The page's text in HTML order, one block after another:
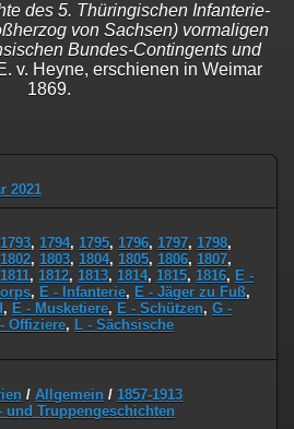
des 5. Thüringischen Infanterie-
von Sachsen) vormaligen
Bundes-Contingents und
v. Heyne, erschienen in Weimar
1869.
2021
1793, 1794, 1795, 1796, 1797, 1798,
1802, 1803, 1804, 1805, 1806, 1807,
1811, 1812, 1813, 1814, 1815, 1816, E -
, E - Infanterie, E - Jäger zu Fuß,
, E - Musketiere, E - Schützen, G -
Offiziere, L - Sächsische
/ Allgemein / 1857-1913
und Truppengeschichten